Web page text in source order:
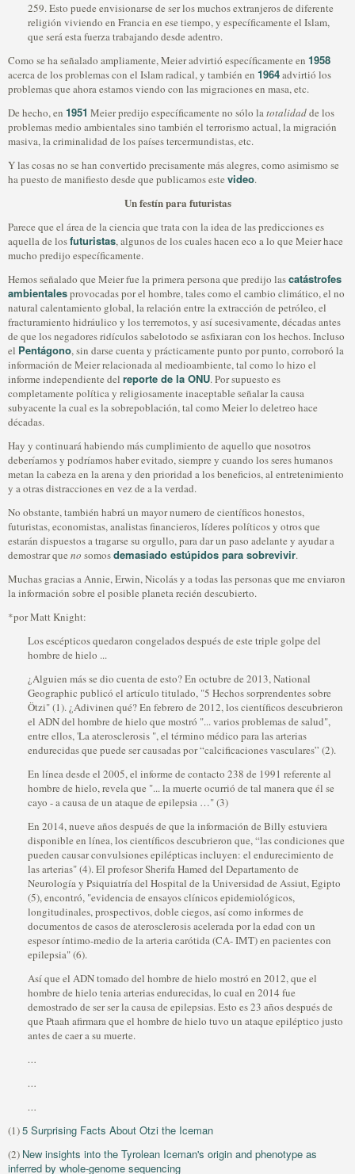
259. Esto puede envisionarse de ser los muchos extranjeros de diferente
religión viviendo en Francia en ese tiempo, y específicamente el Islam,
que será esta fuerza trabajando desde adentro.
Como se ha señalado ampliamente, Meier advirtió específicamente en 1958
acerca de los problemas con el Islam radical, y también en 1964advirtió los
problemas que ahora estamos viendo con las migraciones en masa, etc.
De hecho, en 1951 Meier predijo específicamente no sólo latotalidadde los
problemas medio ambientales sino también el terrorismo actual, la migración
masiva, la criminalidad de los países tercermundistas, etc.
Y las cosas no se han convertido precisamente más alegres, como asimismo se
ha puesto de manifiesto desde que publicamos este video.
Un festín para futuristas
Parece que el área de la ciencia que trata con la idea de las predicciones es
aquella de losfuturistas, algunos de los cuales hacen eco a lo que Meier hace
mucho predijo específicamente.
Hemos señalado que Meier fue la primera persona que predijo lascatástrofes
ambientalesprovocadas por el hombre, tales como el cambio climático, el no
natural calentamiento global, la relación entre la extracción de petróleo, el
fracturamiento hidráulico y los terremotos, y así sucesivamente, décadas antes
de que los negadores ridículos sabelotodo se asfixiaran con los hechos. Incluso
el Pentágono, sin darse cuenta y prácticamente punto por punto, corroboró la
información de Meier relacionada al medioambiente, tal como lo hizo el
informe independiente del reporte de la ONU. Por supuesto es
completamente política y religiosamente inaceptable señalar la causa
subyacente la cual es la sobrepoblación, tal como Meier lo deletreo hace
décadas.
Hay y continuará habiendo más cumplimiento de aquello que nosotros
deberíamos y podríamos haber evitado, siempre y cuando los seres humanos
metan la cabeza en la arena y den prioridad a los beneficios, al entretenimiento
y a otras distracciones en vez de a la verdad.
No obstante, también habrá un mayor numero de científicos honestos,
futuristas, economistas, analistas financieros, líderes políticos y otros que
estarán dispuestos a tragarse su orgullo, para dar un paso adelante y ayudar a
demostrar que no somosdemasiado estúpidos para sobrevivir.
Muchas gracias a Annie, Erwin, Nicolás y a todas las personas que me enviaron
la información sobre el posible planeta recién descubierto.
*por Matt Knight:
Los escépticos quedaron congelados después de este triple golpe del
hombre de hielo ...
¿Alguien más se dio cuenta de esto? En octubre de 2013, National
Geographic publicó el artículo titulado, "5 Hechos sorprendentes sobre
Ötzi" (1). ¿Adivinen qué? En febrero de 2012, los científicos descubrieron
el ADN del hombre de hielo que mostró "... varios problemas de salud",
entre ellos, 'La aterosclerosis ", el término médico para las arterias
endurecidas que puede ser causadas por “calcificaciones vasculares” (2).
En línea desde el 2005, el informe de contacto 238 de 1991 referente al
hombre de hielo, revela que "... la muerte ocurrió de tal manera que él se
cayo - a causa de un ataque de epilepsia …" (3)
En 2014, nueve años después de que la información de Billy estuviera
disponible en línea, los científicos descubrieron que, “las condiciones que
pueden causar convulsiones epilépticas incluyen: el endurecimiento de
las arterias" (4). El profesor Sherifa Hamed del Departamento de
Neurología y Psiquiatría del Hospital de la Universidad de Assiut, Egipto
(5), encontró, "evidencia de ensayos clínicos epidemiológicos,
longitudinales, prospectivos, doble ciegos, así como informes de
documentos de casos de aterosclerosis acelerada por la edad con un
espesor íntimo-medio de la arteria carótida (CA- IMT) en pacientes con
epilepsia" (6).
Así que el ADN tomado del hombre de hielo mostró en 2012, que el
hombre de hielo tenia arterias endurecidas, lo cual en 2014 fue
demostrado de ser ser la causa de epilepsias. Esto es 23 años después de
que Ptaah afirmara que el hombre de hielo tuvo un ataque epiléptico justo
antes de caer a su muerte.
…
…
…
(1)5 Surprising Facts About Otzi the Iceman
(2) New insights into the Tyrolean Iceman's origin and phenotype as
inferred by whole-genome sequencing